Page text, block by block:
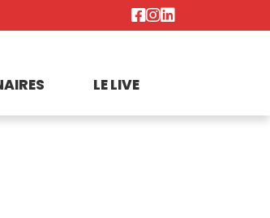
LE LIVE